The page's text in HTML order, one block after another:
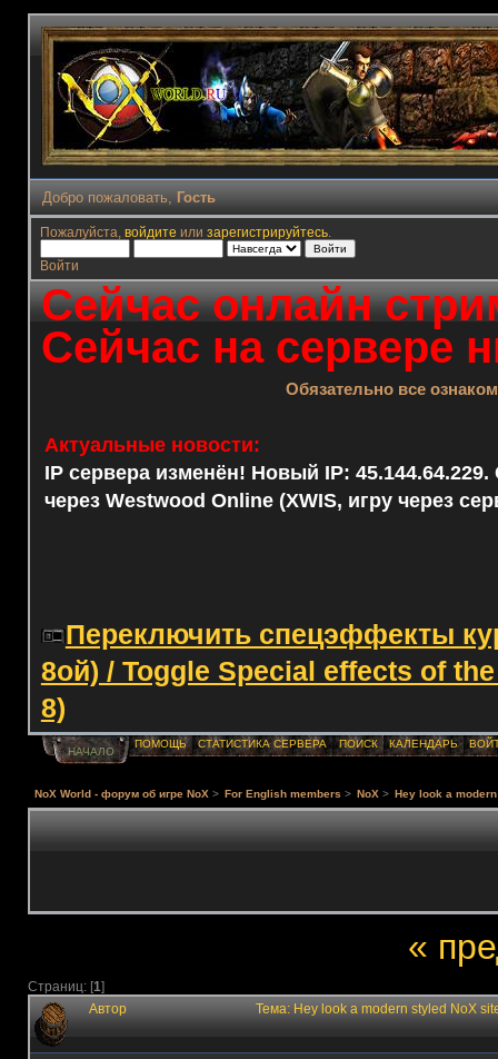
Добро пожаловать, Гость
Пожалуйста, войдите или зарегистрируйтесь.
Войти
Сейчас онлайн
Сейчас на сервере
Обязательно все
Актуальные новости:
IP сервера изменён! Новый IP: 45.144.64.229.
через Westwood Online (XWIS, игру через
Переключить спецэффекты
8ой) / Toggle Special effects of
8)
НАЧАЛО
ПОМОЩЬ СТАТИСТИКА СЕРВЕРА ПОИСК КАЛЕНДАРЬ
NoX World - форум об игре NoX > For English members > NoX > Hey look a
«
Страниц: [1]
Автор Тема: Hey look a modern styled NoX